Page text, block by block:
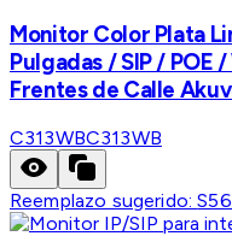
Monitor Color Plata
Pulgadas / SIP / POE
Frentes de Calle
C313WBC313WB
Reemplazo sugerido: